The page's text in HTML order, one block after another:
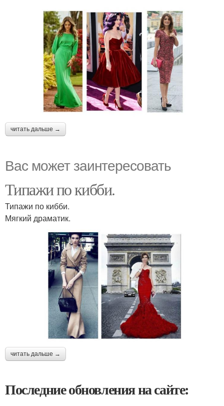
читать дальше →
Вас может заинтересовать
Типажи по кибби.
Типажи по кибби.
Мягкий драматик.
читать дальше →
Последние обновления на сайте: